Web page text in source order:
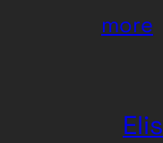
more: